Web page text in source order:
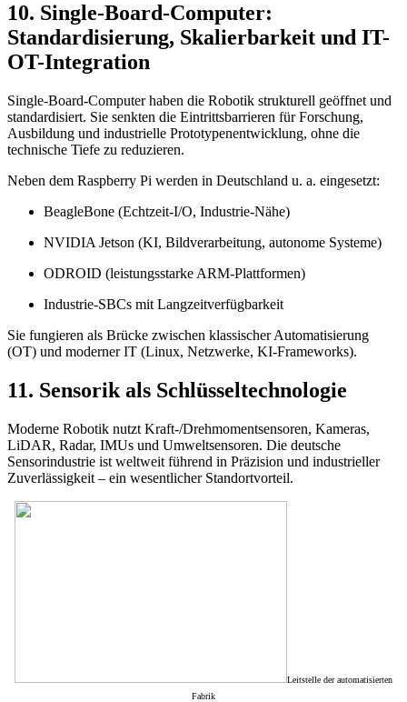
10. Single-Board-Computer:
Standardisierung, Skalierbarkeit und IT-
OT-Integration
Single-Board-Computer haben die Robotik strukturell geöffnet und
standardisiert. Sie senkten die Eintrittsbarrieren für Forschung,
Ausbildung und industrielle Prototypenentwicklung, ohne die
technische Tiefe zu reduzieren.
Neben dem Raspberry Pi werden in Deutschland u. a. eingesetzt:
BeagleBone (Echtzeit-I/O, Industrie-Nähe)
NVIDIA Jetson (KI, Bildverarbeitung, autonome Systeme)
ODROID (leistungsstarke ARM-Plattformen)
Industrie-SBCs mit Langzeitverfügbarkeit
Sie fungieren als Brücke zwischen klassischer Automatisierung
(OT) und moderner IT (Linux, Netzwerke, KI-Frameworks).
11. Sensorik als Schlüsseltechnologie
Moderne Robotik nutzt Kraft-/Drehmomentsensoren, Kameras,
LiDAR, Radar, IMUs und Umweltsensoren. Die deutsche
Sensorindustrie ist weltweit führend in Präzision und industrieller
Zuverlässigkeit – ein wesentlicher Standortvorteil.
Leitstelle der automatisierten
Fabrik